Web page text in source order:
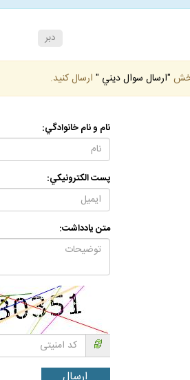
دبر
"ارسال سوال ديني " ارسال كنيد.
نام و نام خانوادگي:
پست الكترونيكي:
متن يادداشت: